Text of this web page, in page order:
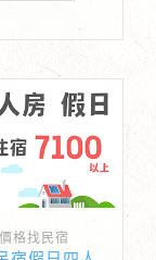
格找民宿